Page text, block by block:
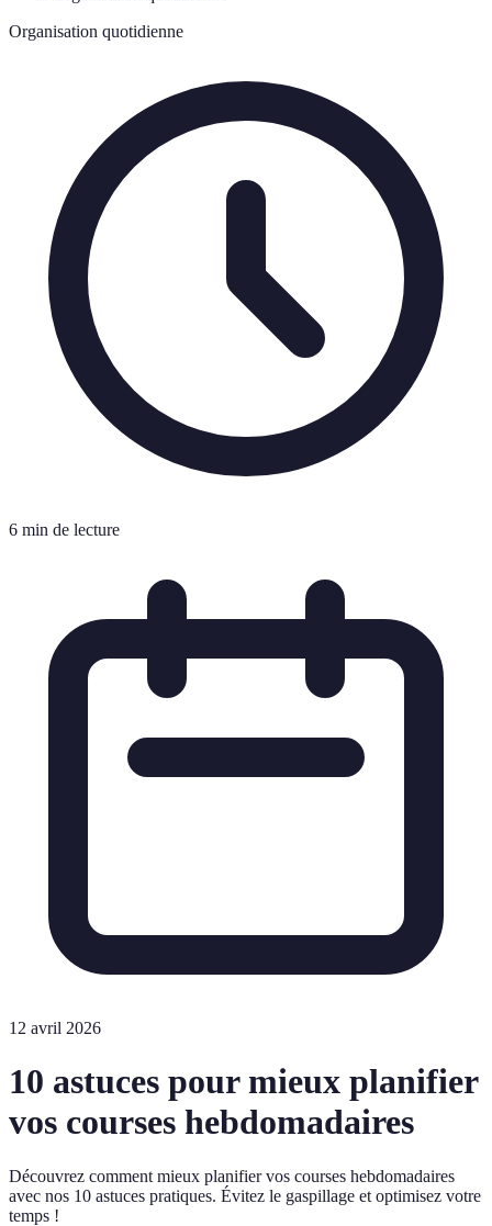
Organisation quotidienne
6 min de lecture
12 avril 2026
10 astuces pour mieux planifier
vos courses hebdomadaires
Découvrez comment mieux planifier vos courses hebdomadaires
avec nos 10 astuces pratiques. Évitez le gaspillage et optimisez votre
temps !